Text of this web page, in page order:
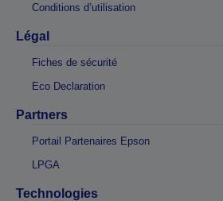
Conditions d’utilisation
Légal
Fiches de sécurité
Eco Declaration
Partners
Portail Partenaires Epson
LPGA
Technologies